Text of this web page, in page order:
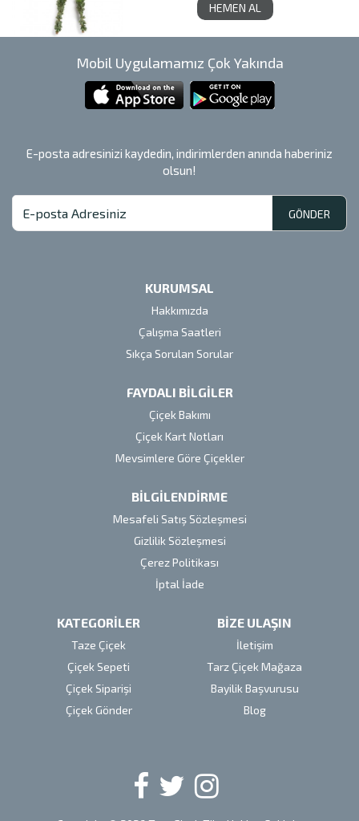
HEMEN AL
Mobil Uygulamamız Çok Yakında
E-posta adresinizi kaydedin, indirimlerden anında haberiniz
olsun!
GÖNDER
KURUMSAL
Hakkımızda
Çalışma Saatleri
Sıkça Sorulan Sorular
FAYDALI BİLGİLER
Çiçek Bakımı
Çiçek Kart Notları
Mevsimlere Göre Çiçekler
BİLGİLENDİRME
Mesafeli Satış Sözleşmesi
Gizlilik Sözleşmesi
Çerez Politikası
İptal İade
KATEGORİLER
Taze Çiçek
Çiçek Sepeti
Çiçek Siparişi
Çiçek Gönder
BİZE ULAŞIN
İletişim
Tarz Çiçek Mağaza
Bayilik Başvurusu
Blog